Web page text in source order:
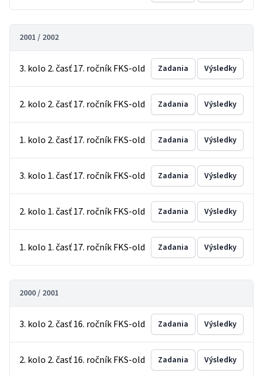
2001 / 2002
3. kolo 2. časť 17. ročník FKS-old Zadania Výsledky
2. kolo 2. časť 17. ročník FKS-old Zadania Výsledky
1. kolo 2. časť 17. ročník FKS-old Zadania Výsledky
3. kolo 1. časť 17. ročník FKS-old Zadania Výsledky
2. kolo 1. časť 17. ročník FKS-old Zadania Výsledky
1. kolo 1. časť 17. ročník FKS-old Zadania Výsledky
2000 / 2001
3. kolo 2. časť 16. ročník FKS-old Zadania Výsledky
2. kolo 2. časť 16. ročník FKS-old Zadania Výsledky